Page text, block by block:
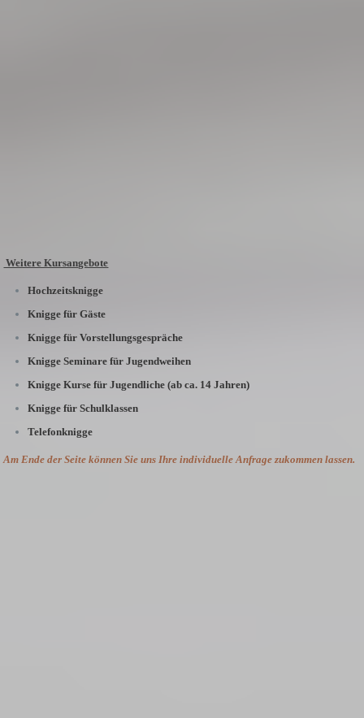
Weitere Kursangebote
Hochzeitsknigge
Knigge für Gäste
Knigge für Vorstellungsgespräche
Knigge Seminare für Jugendweihen
Knigge Kurse für Jugendliche (ab ca. 14 Jahren)
Knigge für Schulklassen
Telefonknigge
Am Ende der Seite können Sie uns Ihre individuelle Anfrage zukommen lassen.